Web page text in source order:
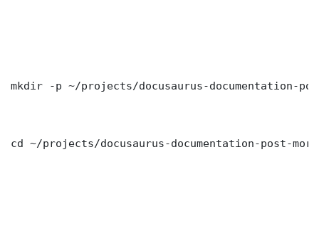
mkdir -p ~/projects/docusaurus-documentation-
cd ~/projects/docusaurus-documentation-post-